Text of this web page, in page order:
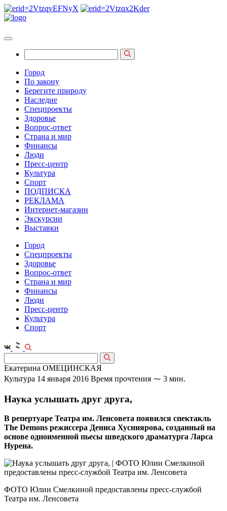
Город
По закону
Берегите природу
Наследие
Спецпроекты
Здоровье
Вопрос-ответ
Страна и мир
Финансы
Люди
Пресс-центр
Культура
Спорт
ПОДПИСКА
РЕКЛАМА
Интернет-магазин
Экскурсии
Выставки
Город
Спецпроекты
Здоровье
Вопрос-ответ
Страна и мир
Финансы
Люди
Пресс-центр
Культура
Спорт
Екатерина ОМЕЦИНСКАЯ
Культура 14 января 2016 Время прочтения ⁓ 3 мин.
Наука услышать друг друга,
В репертуаре Театра им. Ленсовета появился спектакль
The Demons режиссера Дениса Хусниярова, созданный на
основе одноименной пьесы шведского драматурга Ларса
Нурена.
ФОТО Юлии Смелкиной предоставлены пресс-службой
Театра им. Ленсовета